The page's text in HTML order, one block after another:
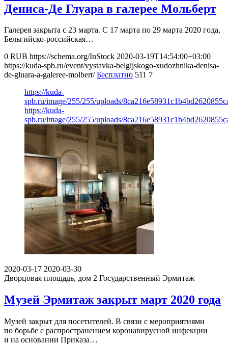
Дениса-Де Глуара в галерее Мольберт
Галерея закрыта с 23 марта. С 17 марта по 29 марта 2020 года,
Бельгийско-российская…
0 RUB https://schema.org/InStock 2020-03-19T14:54:00+03:00
https://kuda-spb.ru/event/vystavka-belgijskogo-xudozhnika-denisa-
de-gluara-a-galeree-molbert/ Бесплатно 511 7
https://kuda-
spb.ru/image/255/255/uploads/
https://kuda-
spb.ru/image/255/255/uploads/
2020-03-17 2020-03-30
Дворцовая площадь, дом 2 Государственный Эрмитаж
Музей Эрмитаж закрыт март 2020 года
Музей закрыт для посетителей. В связи с мероприятиями
по борьбе с распространением коронавирусной инфекции
и на основании Приказа…